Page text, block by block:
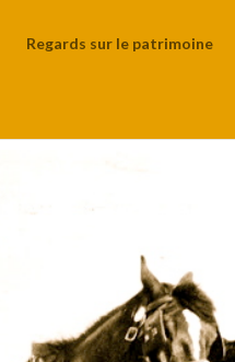
Regards sur le patrimoine